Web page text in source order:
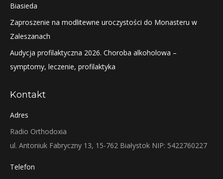
Biasieda
Zaproszenie na modlitewne uroczystości do Monasteru w
Zaleszanach
Audycja profilaktyczna 2026. Choroba alkoholowa –
symptomy, leczenie, profilaktyka
Kontakt
Adres
Radio Orthodoxia
ul. Antoniuk Fabryczny 13, 15-762 Białystok NIP: 5422760227
Telefon